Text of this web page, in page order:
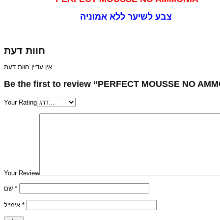
חוות דעת
אין עדיין חוות דעת.
Your Rating
Your Review
*
*